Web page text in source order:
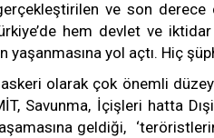
ve son derece
hem devlet ve
yaşanmasına yol açtı. Hiç
askeri olarak çok önemli
Savunma, İçişleri hatta
geldiği,